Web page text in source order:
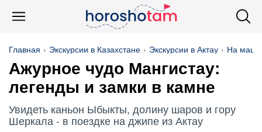
Главная Экскурсии в Казахстане Экскурсии в Актау На
Ажурное чудо Мангистау:
легенды и замки в камне
Увидеть каньон Ыбыкты, долину шаров и гору
Шеркала - в поездке на джипе из Актау